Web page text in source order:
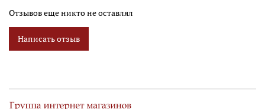
Отзывов еще никто не оставлял
Написать отзыв